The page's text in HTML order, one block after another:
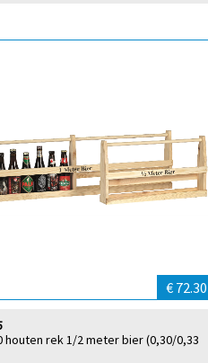
€ 72.30
houten rek 1/2 meter bier (0,30/0,33